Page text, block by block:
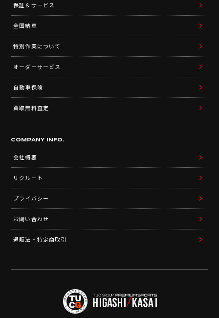
保証＆サービス
全国納車
特別作業について
オーダーサービス
自動車保険
買取無料査定
COMPANY INFO.
会社概要
リクルート
プライバシー
お問い合わせ
通販法・特定商取引